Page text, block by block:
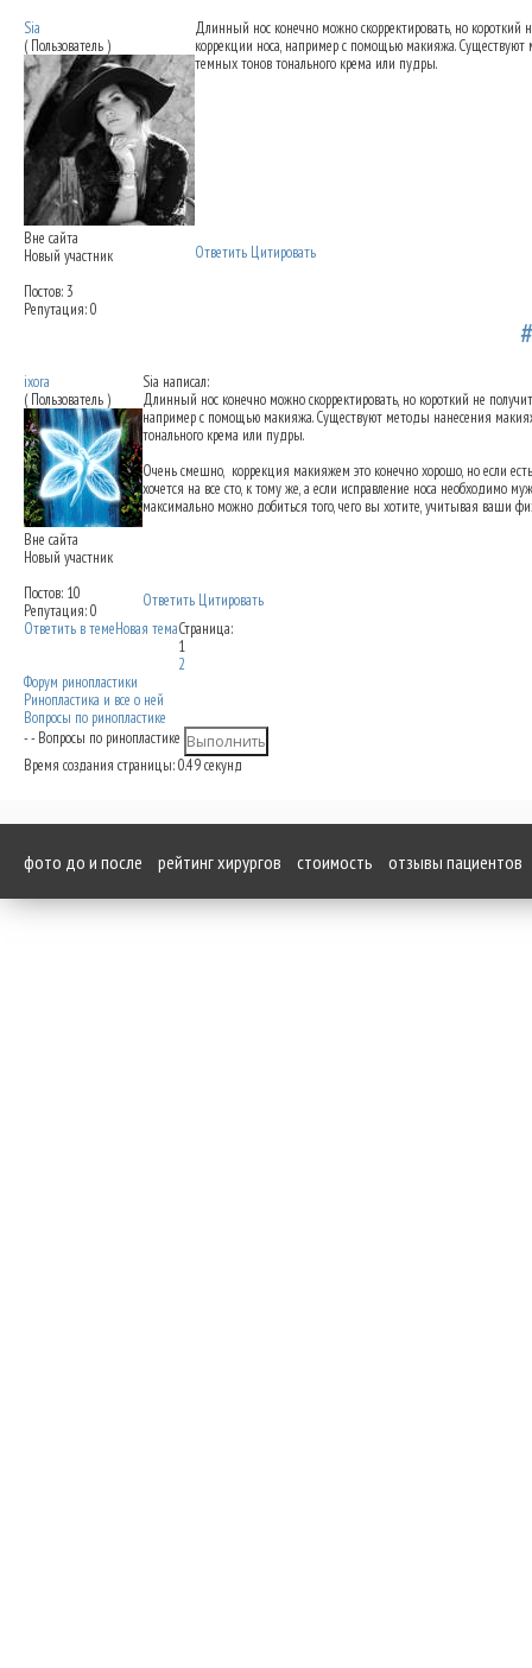
Sia
( Пользователь )
Вне сайта
Новый участник
Постов: 3
Репутация: 0
Длинный нос конечно можно скорректировать, но
коррекции носа, например с помощью макияжа.
темных тонов тонального крема или пудры.
Ответить Цитировать
ixora
( Пользователь )
Вне сайта
Новый участник
Постов: 10
Репутация: 0
Sia написал:
Длинный нос конечно можно скорректировать, но короткий не
например с помощью макияжа. Существуют методы нанесения
тонального крема или пудры.
Очень смешно, коррекция макияжем это конечно хорошо, но если
хочется на все сто, к тому же, а если исправление носа необходимо
максимально можно добиться того, чего вы хотите, учитывая ваши
Ответить Цитировать
Ответить в темеНовая темаСтраница:
1
2
Форум ринопластики
Ринопластика и все о ней
Вопросы по ринопластике
- - Вопросы по ринопластике
Время создания страницы: 0.49 секунд
фото до и после рейтинг хирургов стоимость отзывы пациентов